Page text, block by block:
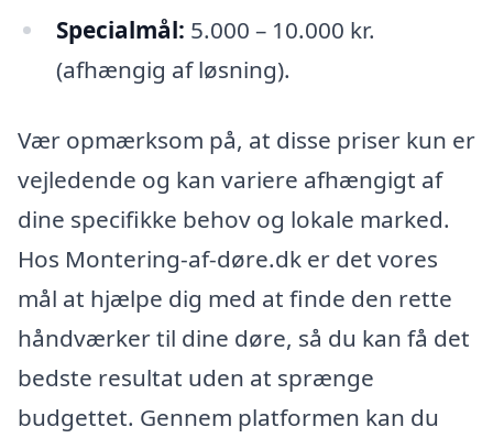
Specialmål: 5.000 – 10.000 kr.
(afhængig af løsning).
Vær opmærksom på, at disse priser kun er
vejledende og kan variere afhængigt af
dine specifikke behov og lokale marked.
Hos Montering-af-døre.dk er det vores
mål at hjælpe dig med at finde den rette
håndværker til dine døre, så du kan få det
bedste resultat uden at sprænge
budgettet. Gennem platformen kan du